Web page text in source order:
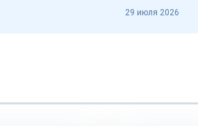
29 июля 2026